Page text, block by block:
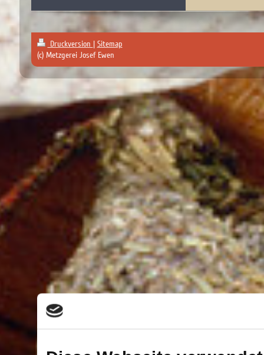
Druckversion | Sitemap
(c) Metzgerei Josef Ewen